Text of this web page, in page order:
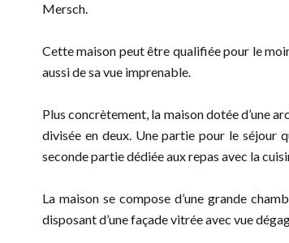
Mersch.
Cette maison peut être qualifiée pour le
aussi de sa vue imprenable.
Plus concrètement, la maison dotée d’une
divisée en deux. Une partie pour le séjour
seconde partie dédiée aux repas avec la
La maison se compose d’une grande
disposant d’une façade vitrée avec vue